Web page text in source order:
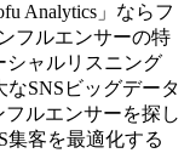
Analytics」ならフ
フルエンサーの特
シャルリスニング
SNSビッグデータ
ルエンサーを探し
集客を最適化する